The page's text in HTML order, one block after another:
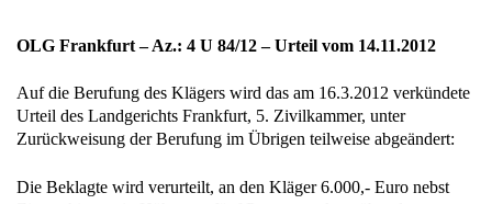
OLG Frankfurt – Az.: 4 U 84/12 – Urteil vom 14.11.2012
Auf die Berufung des Klägers wird das am 16.3.2012 verkündete
Urteil des Landgerichts Frankfurt, 5. Zivilkammer, unter
Zurückweisung der Berufung im Übrigen teilweise abgeändert:
Die Beklagte wird verurteilt, an den Kläger 6.000,- Euro nebst